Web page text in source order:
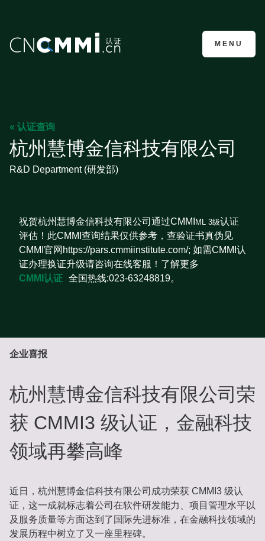
CMMI认证咨询
MENU
« 认证查询
杭州慧博金信科技有限公司
R&D Department (研发部)
祝贺杭州慧博金信科技有限公司通过CMMI ML 3级认证
评估！此CMMI查询结果仅供参考，查验证书真伪见
CMMI官网https://pars.cmmiinstitute.com/; 如需CMMI认
证办理换证升级请咨询在线客服！了解更多
CMMI认证 全国热线:023-63248819。
企业喜报
杭州慧博金信科技有限公司荣
获 CMMI3 级认证，金融科技
领域再攀高峰
近日，杭州慧博金信科技有限公司成功荣获 CMMI3 级认
证，这一成就标志着公司在软件研发能力、项目管理水平以
及服务质量等方面达到了国际先进标准，在金融科技领域的
发展历程中树立了又一座里程碑。